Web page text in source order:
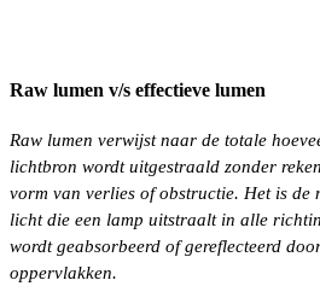
Raw lumen v/s effectieve lumen
Raw lumen verwijst naar de totale
lichtbron wordt uitgestraald zonder
vorm van verlies of obstructie. Het is de
licht die een lamp uitstraalt in alle
wordt geabsorbeerd of gereflecteerd
oppervlakken.